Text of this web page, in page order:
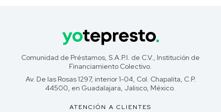
Comunidad de Préstamos, S.A.P.I. de C.V., Institución de
Financiamiento Colectivo.
Av. De las Rosas 1297, interior 1-04, Col. Chapalita, C.P.
44500, en Guadalajara, Jalisco, México.
ATENCIÓN A CLIENTES